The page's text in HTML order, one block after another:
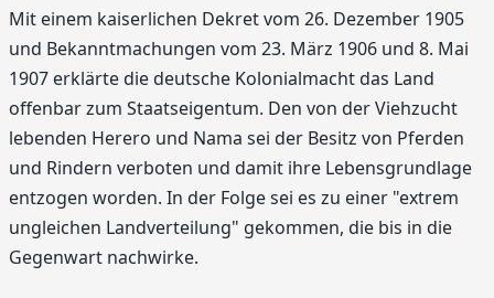
Mit einem kaiserlichen Dekret vom 26. Dezember 1905
und Bekanntmachungen vom 23. März 1906 und 8. Mai
1907 erklärte die deutsche Kolonialmacht das Land
offenbar zum Staatseigentum. Den von der Viehzucht
lebenden Herero und Nama sei der Besitz von Pferden
und Rindern verboten und damit ihre Lebensgrundlage
entzogen worden. In der Folge sei es zu einer "extrem
ungleichen Landverteilung" gekommen, die bis in die
Gegenwart nachwirke.